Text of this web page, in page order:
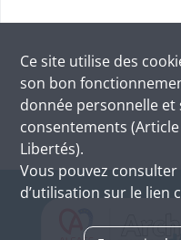
Ce site utilise des
son bon
donnée personnelle
consentements
Libertés).
Vous pouvez
d’utilisation sur le lien